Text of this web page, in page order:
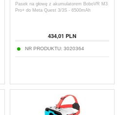
Pasek na głowę z akumulatorem BoboVR M3
Pro+ do Meta Quest 3/3S - 6500mAh
434,01 PLN
NR PRODUKTU: 3020364